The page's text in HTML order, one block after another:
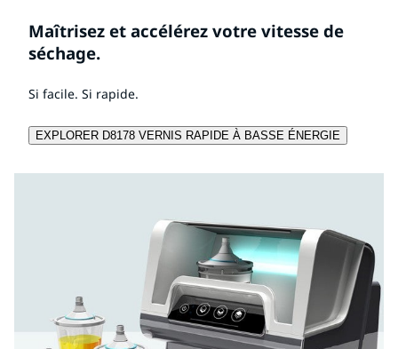
Maîtrisez et accélérez votre vitesse de
séchage.
Si facile. Si rapide.
EXPLORER D8178 VERNIS RAPIDE À BASSE ÉNERGIE